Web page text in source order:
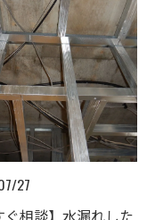
27
ぐ相談】水漏れした